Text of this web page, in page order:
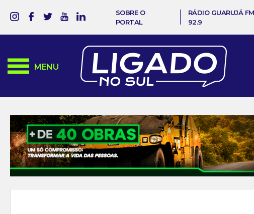
SOBRE O
PORTAL
RÁDIO GUARUJÁ FM
92.9
MENU